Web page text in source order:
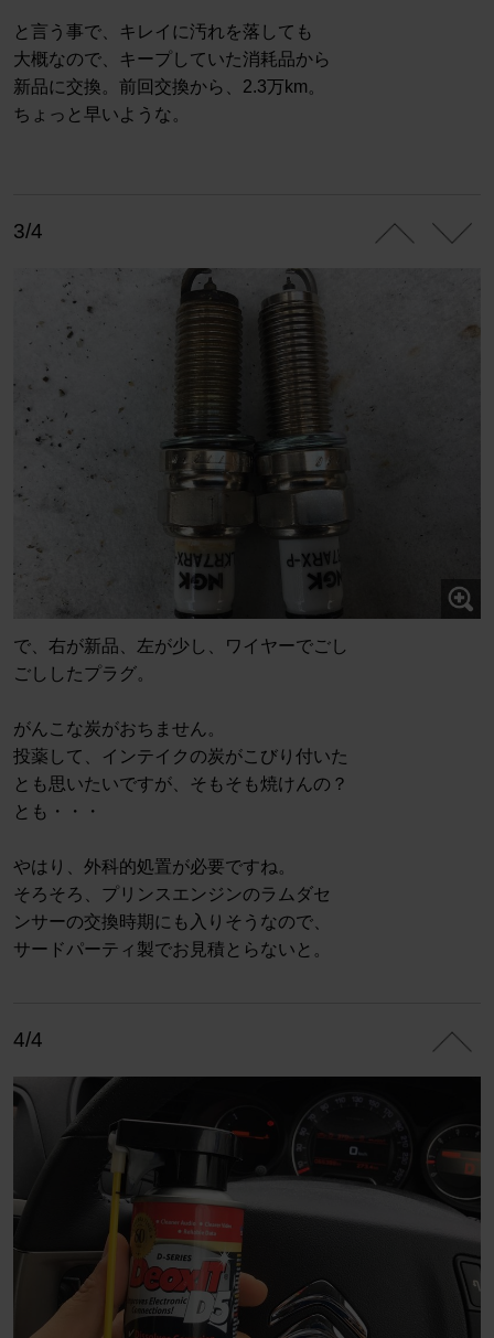
と言う事で、キレイに汚れを落しても
大概なので、キープしていた消耗品から
新品に交換。前回交換から、2.3万km。
ちょっと早いような。
3/4
で、右が新品、左が少し、ワイヤーでごし
ごししたプラグ。
がんこな炭がおちません。
投薬して、インテイクの炭がこびり付いた
とも思いたいですが、そもそも焼けんの？
とも・・・
やはり、外科的処置が必要ですね。
そろそろ、プリンスエンジンのラムダセ
ンサーの交換時期にも入りそうなので、
サードパーティ製でお見積とらないと。
4/4